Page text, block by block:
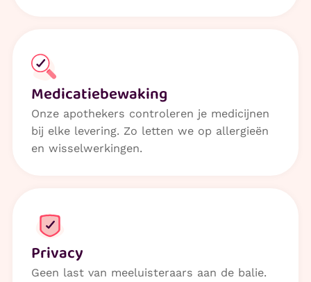
Medicatiebewaking
Onze apothekers controleren je medicijnen
bij elke levering. Zo letten we op allergieën
en wisselwerkingen.
Privacy
Geen last van meeluisteraars aan de balie.